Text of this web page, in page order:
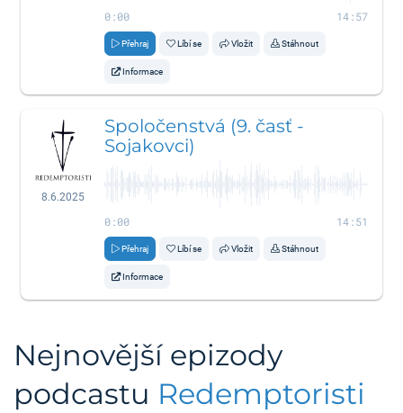
0:00 14:57
Přehraj Líbí se Vložit Stáhnout
Informace
8.6.2025
Spoločenstvá (9. časť -
Sojakovci)
0:00 14:51
Přehraj Líbí se Vložit Stáhnout
Informace
Nejnovější epizody
podcastu Redemptoristi